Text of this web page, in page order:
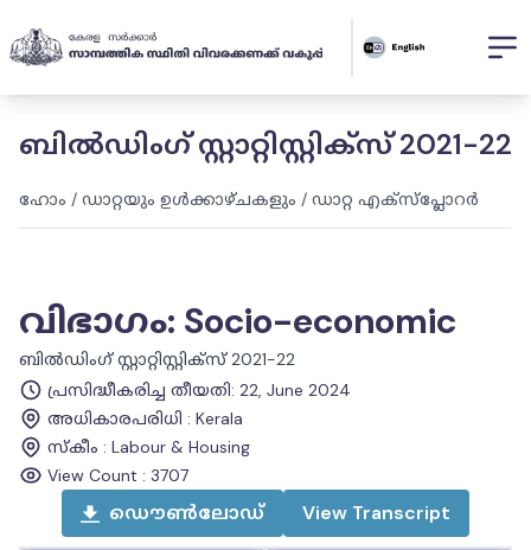
ബിൽഡിംഗ് സ്റ്റാറ്റിസ്റ്റിക്‌സ് 2021-22
ഹോം / ഡാറ്റയും ഉൾക്കാഴ്ചകളും / ഡാറ്റ എക്സ്പ്ലോറർ
വിഭാഗം: Socio-economic
ബിൽഡിംഗ് സ്റ്റാറ്റിസ്റ്റിക്‌സ് 2021-22
പ്രസിദ്ധീകരിച്ച തീയതി: 22, June 2024
അധികാരപരിധി : Kerala
സ്കീം : Labour & Housing
View Count : 3707
ഡൌൺലോഡ് View Transcript